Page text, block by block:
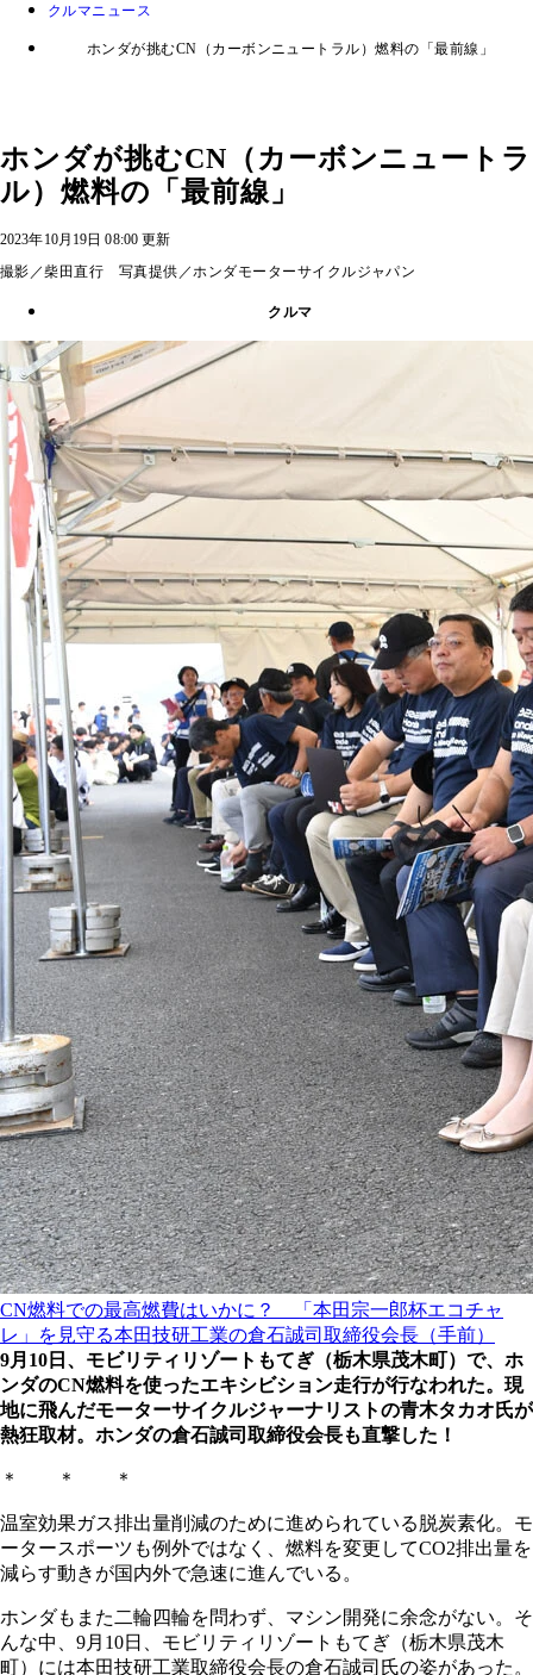
クルマニュース
ホンダが挑むCN（カーボンニュートラル）燃料の「最前線」
ホンダが挑むCN（カーボンニュートラ
ル）燃料の「最前線」
2023年10月19日 08:00 更新
撮影／柴田直行 写真提供／ホンダモーターサイクルジャパン
クルマ
CN燃料での最高燃費はいかに？ 「本田宗一郎杯エコチャ
レ」を見守る本田技研工業の倉石誠司取締役会長（手前）
9月10日、モビリティリゾートもてぎ（栃木県茂木町）で、ホ
ンダのCN燃料を使ったエキシビション走行が行なわれた。現
地に飛んだモーターサイクルジャーナリストの青木タカオ氏が
熱狂取材。ホンダの倉石誠司取締役会長も直撃した！
＊ ＊ ＊
温室効果ガス排出量削減のために進められている脱炭素化。モ
ータースポーツも例外ではなく、燃料を変更してCO2排出量を
減らす動きが国内外で急速に進んでいる。
ホンダもまた二輪四輪を問わず、マシン開発に余念がない。そ
んな中、9月10日、モビリティリゾートもてぎ（栃木県茂木
町）には本田技研工業取締役会長の倉石誠司氏の姿があった。